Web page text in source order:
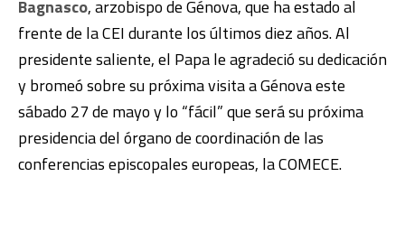
Bagnasco, arzobispo de Génova, que ha estado al
frente de la CEI durante los últimos diez años. Al
presidente saliente, el Papa le agradeció su dedicación
y bromeó sobre su próxima visita a Génova este
sábado 27 de mayo y lo “fácil” que será su próxima
presidencia del órgano de coordinación de las
conferencias episcopales europeas, la COMECE.